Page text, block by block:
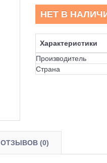
НЕТ В
Характеристики
Производитель
Страна
ОТЗЫВОВ (0)